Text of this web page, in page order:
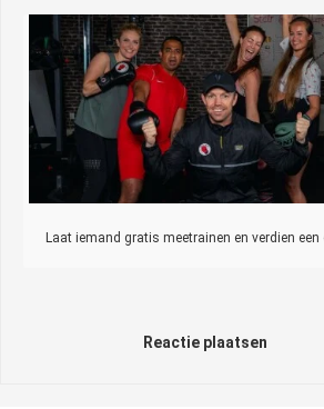
Laat iemand gratis meetrainen en verdien een
Reactie plaatsen